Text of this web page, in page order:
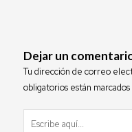
Dejar un
Tu dirección de correo
obligatorios están